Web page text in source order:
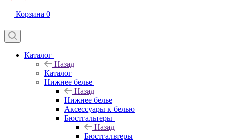
Корзина 0
Каталог
Назад
Каталог
Нижнее белье
Назад
Нижнее белье
Аксессуары к белью
Бюстгальтеры
Назад
Бюстгальтеры